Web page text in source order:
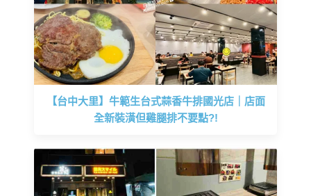
【台中大里】牛範生台式蒜香牛排國光店｜店面
全新裝潢但雞腿排不要點?!